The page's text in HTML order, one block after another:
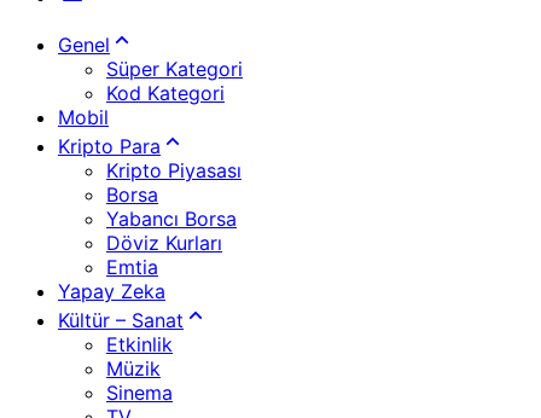
Genel
Süper Kategori
Kod Kategori
Mobil
Kripto Para
Kripto Piyasası
Borsa
Yabancı Borsa
Döviz Kurları
Emtia
Yapay Zeka
Kültür – Sanat
Etkinlik
Müzik
Sinema